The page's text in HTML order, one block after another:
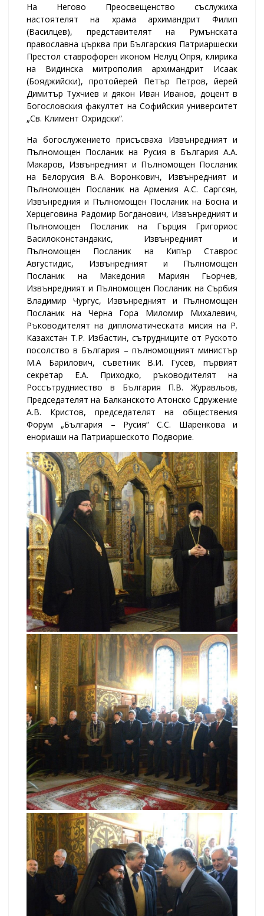
На Негово Преосвещенство съслужиха
настоятелят на храма архимандрит Филип
(Василцев), представителят на Румънската
православна църква при Българския Патриаршески
Престол ставрофорен иконом Нелуц Опря, клирика
на Видинска митрополия архимандрит Исаак
(Бояджийски), протойерей Петър Петров, йерей
Димитър Тухчиев и дякон Иван Иванов, доцент в
Богословския факултет на Софийския университет
„Св. Климент Охридски“.
На богослужението присъсваха Извънредният и
Пълномощен Посланик на Русия в България А.А.
Макаров, Извънредният и Пълномощен Посланик
на Белорусия В.А. Воронкович, Извънредният и
Пълномощен Посланик на Армения А.С. Саргсян,
Извънредния и Пълномощен Посланик на Босна и
Херцеговина Радомир Богданович, Извънредният и
Пълномощен Посланик на Гърция Григориос
Василоконстандакис, Извънредният и
Пълномощен Посланик на Кипър Ставрос
Августидис, Извънредният и Пълномощен
Посланик на Македония Мариян Гьорчев,
Извънредният и Пълномощен Посланик на Сърбия
Владимир Чургус, Извънредният и Пълномощен
Посланик на Черна Гора Миломир Михалевич,
Ръководителят на дипломатическата мисия на Р.
Казахстан Т.Р. Избастин, сътрудниците от Руското
посолство в България – пълномощният министър
М.А Барилович, съветник В.И. Гусев, първият
секретар Е.А. Приходко, ръководителят на
Россътрудниество в България П.В. Журавльов,
Председателят на Балканското Атонско Сдружение
А.В. Кристов, председателят на обществения
Форум „България – Русия“ С.С. Шаренкова и
енориаши на Патриаршеското Подворие.